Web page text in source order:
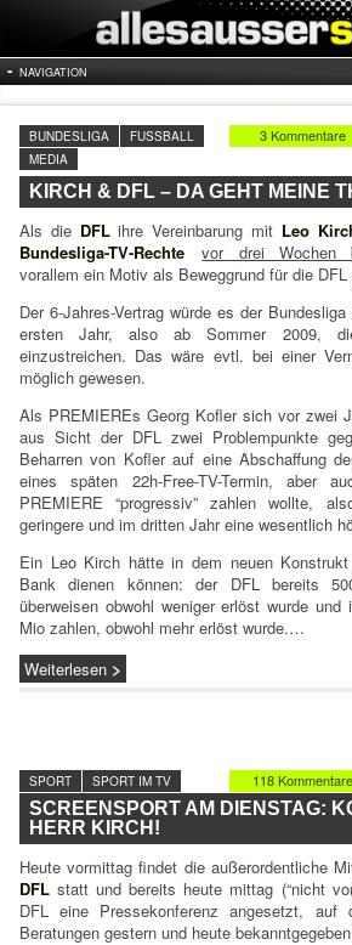
NAVIGATION
3 Kommentare
BUNDESLIGA
FUSSBALL
MEDIA
KIRCH & DFL – DA GEHT MEINE
Als die DFLihre Vereinbarung mit Leo
Bundesliga-TV-Rechte
vor drei Wochen
vorallem ein Motiv als Beweggrund für die DFL
Der 6-Jahres-Vertrag würde es der
ersten Jahr, also ab Sommer 2009,
einzustreichen. Das wäre evtl. bei einer
möglich gewesen.
Als PREMIEREs Georg Kofler sich vor zwei
aus Sicht der DFL zwei Problempunkte
Beharren von Kofler auf eine Abschaffung
eines späten 22h-Free-TV-Termin, aber
PREMIERE “progressiv” zahlen wollte,
geringere und im dritten Jahr eine wesentlich
Ein Leo Kirch hätte in dem neuen
Bank dienen können: der DFL bereits
überweisen obwohl weniger erlöst wurde und
Mio zahlen, obwohl mehr erlöst wurde.…
Weiterlesen
118 Kommentare
SPORT SPORT IM TV
SCREENSPORT AM DIENSTAG:
HERR KIRCH!
Heute vormittag findet die außerordentliche
DFL statt und bereits heute mittag (“nicht
DFL eine Pressekonferenz angesetzt, auf
Beratungen gestern und heute